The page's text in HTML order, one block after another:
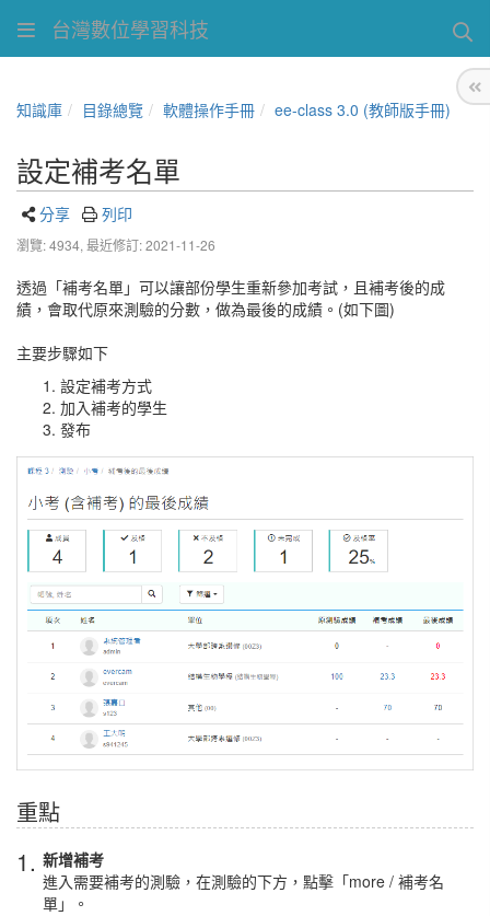
台灣數位學習科技
知識庫 目錄總覽 軟體操作手冊 ee-class 3.0 (教師版手冊)
設定補考名單
分享 列印
瀏覽: 4934, 最近修訂: 2021-11-26
透過「補考名單」可以讓部份學生重新參加考試，且補考後的成
績，會取代原來測驗的分數，做為最後的成績。(如下圖)
主要步驟如下
設定補考方式
加入補考的學生
發布
重點
1. 新增補考
進入需要補考的測驗，在測驗的下方，點擊「more / 補考名
單」。